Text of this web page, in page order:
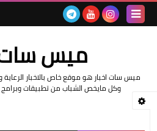
ميس سات
ميس سات اخبار هو موقع خاص بالاخبار الرعاية
وكل مايخص الشباب من تطبيقات وبرامج